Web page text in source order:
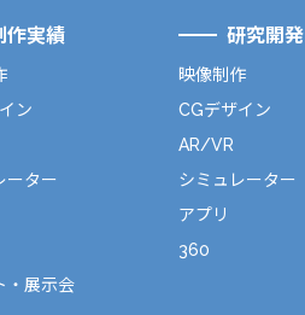
作実績
ン
ーター
・展示会
研究開発
映像制作
CGデザイン
AR/VR
シミュレーター
アプリ
360